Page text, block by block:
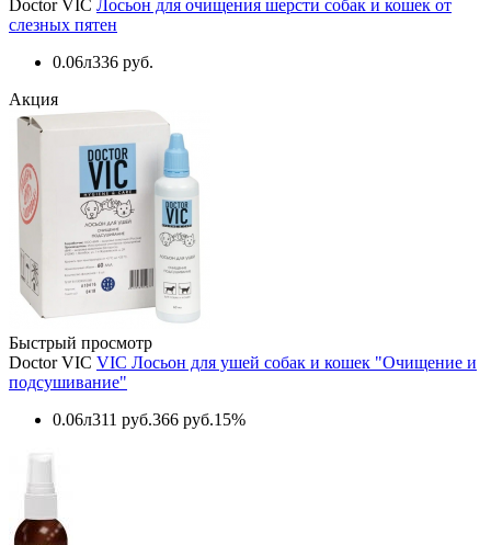
Doctor VIC Лосьон для очищения шерсти собак и кошек от
слезных пятен
0.06л336 руб.
Акция
Быстрый просмотр
Doctor VIC VIC Лосьон для ушей собак и кошек "Очищение и
подсушивание"
0.06л311 руб.366 руб.15%